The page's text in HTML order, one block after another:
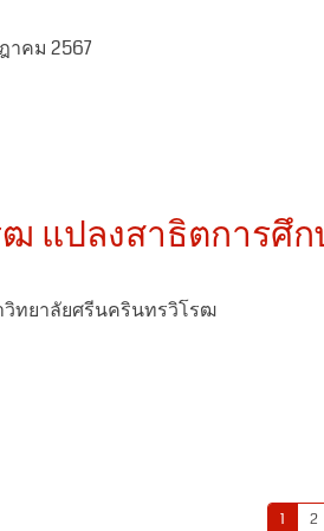
าคม 2567
แปลงสาธิตการศึ
ทยาลัยศรีนครินทรวิโรฒ
1 2